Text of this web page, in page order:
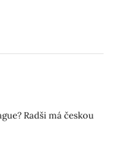
Radši má českou